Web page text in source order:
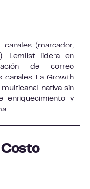
(marcador,
Lemlist lidera en
de correo
canales. La Growth
nativa sin
enriquecimiento y
Costo